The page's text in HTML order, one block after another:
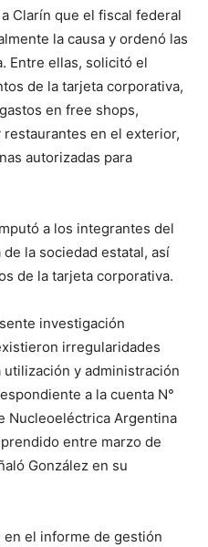
Clarín que el fiscal federal
la causa y ordenó las
Entre ellas, solicitó el
de la tarjeta corporativa,
en free shops,
en el exterior,
autorizadas para
a los integrantes del
la sociedad estatal, así
de la tarjeta corporativa.
investigación
irregularidades
y administración
a la cuenta N°
Nucleoeléctrica Argentina
entre marzo de
González en su
el informe de gestión